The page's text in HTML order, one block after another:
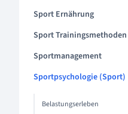
Sport Ernährung
Sport Trainingsmethoden
Sportmanagement
Sportpsychologie (Sport)
Belastungserleben